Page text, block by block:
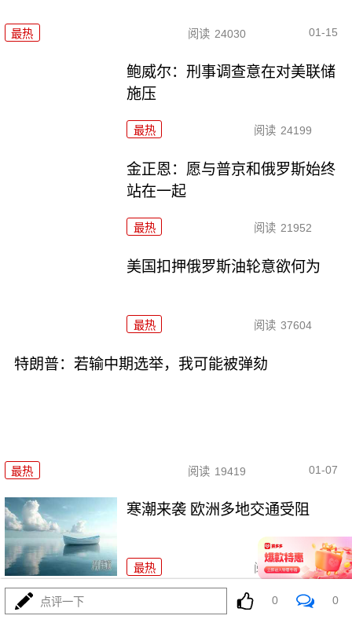
最热 阅读 24030 01-15
鲍威尔：刑事调查意在对美联储
施压
最热 阅读 24199
金正恩：愿与普京和俄罗斯始终
站在一起
最热 阅读 21952
美国扣押俄罗斯油轮意欲何为
最热 阅读 37604
特朗普：若输中期选举，我可能被弹劾
最热 阅读 19419 01-07
寒潮来袭 欧洲多地交通受阻
最热 阅读 26603
外交部回应美方关于中国军事演
点评一下 0 0